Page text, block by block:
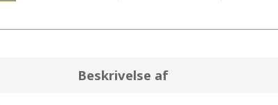
Beskrivelse af